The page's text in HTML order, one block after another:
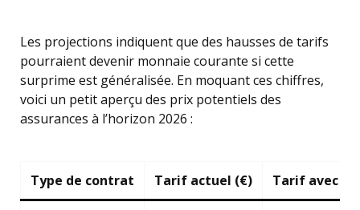
Les projections indiquent que des hausses de tarifs
pourraient devenir monnaie courante si cette
surprime est généralisée. En moquant ces chiffres,
voici un petit aperçu des prix potentiels des
assurances à l’horizon 2026 :
Type de contrat Tarif actuel (€) Tarif avec la